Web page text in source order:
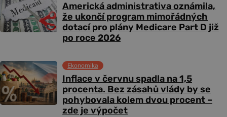
Americká administrativa oznámila,
že ukončí program mimořádných
dotací pro plány Medicare Part D již
po roce 2026
Inflace v červnu spadla na 1,5
procenta. Bez zásahů vlády by se
pohybovala kolem dvou procent –
zde je výpočet
Ekonomika